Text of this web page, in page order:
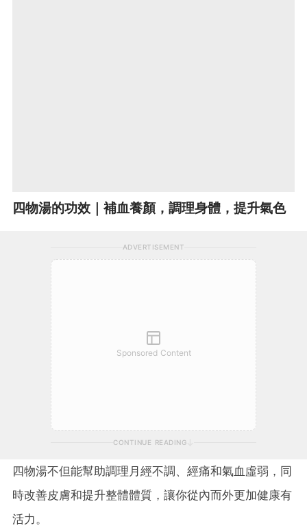
四物湯的功效｜補血養顏，調理身體，提升氣色
ADVERTISEMENT
Sponsored Content
CONTINUE READING
四物湯不但能幫助調理月經不調、經痛和氣血虛弱，同
時改善皮膚和提升整體體質，讓你從內而外更加健康有
活力。